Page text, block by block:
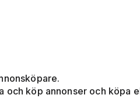
och köp annonser och köpa